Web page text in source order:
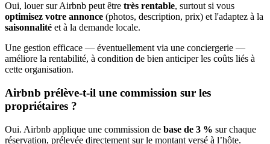
Oui, louer sur Airbnb peut être très rentable, surtout si vous
optimisez votre annonce (photos, description, prix) et l'adaptez à la
saisonnalité et à la demande locale.
Une gestion efficace — éventuellement via une conciergerie —
améliore la rentabilité, à condition de bien anticiper les coûts liés à
cette organisation.
Airbnb prélève-t-il une commission sur les
propriétaires ?
Oui. Airbnb applique une commission de base de 3 % sur chaque
réservation, prélevée directement sur le montant versé à l’hôte.